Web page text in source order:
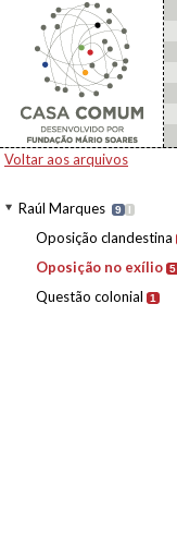
Voltar aos arquivos
Raúl Marques 9 I
Oposição clandestina
Oposição no exílio 5
Questão colonial 1